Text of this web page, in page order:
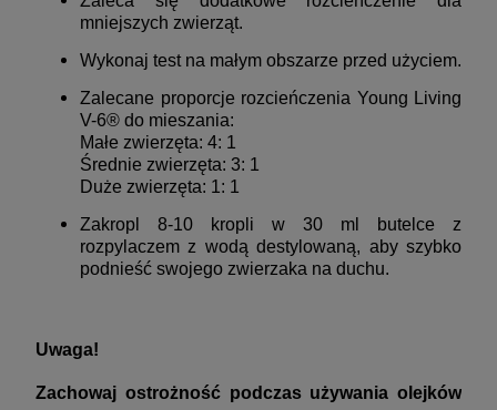
mniejszych zwierząt.
Wykonaj test na małym obszarze przed użyciem.
Zalecane proporcje rozcieńczenia Young Living
V-6® do mieszania:
Małe zwierzęta: 4: 1
Średnie zwierzęta: 3: 1
Duże zwierzęta: 1: 1
Zakropl 8-10 kropli w 30 ml butelce z
rozpylaczem z wodą destylowaną, aby szybko
podnieść swojego zwierzaka na duchu.
Uwaga!
Zachowaj ostrożność podczas używania olejków